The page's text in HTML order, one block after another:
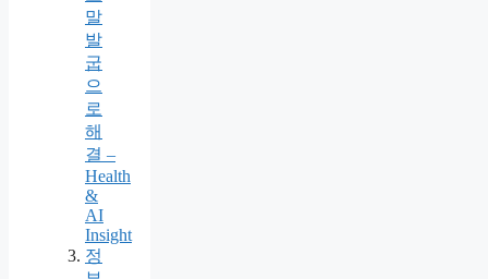
말
발
굽
으
로
해
결 –
Health
&
AI
Insight
정